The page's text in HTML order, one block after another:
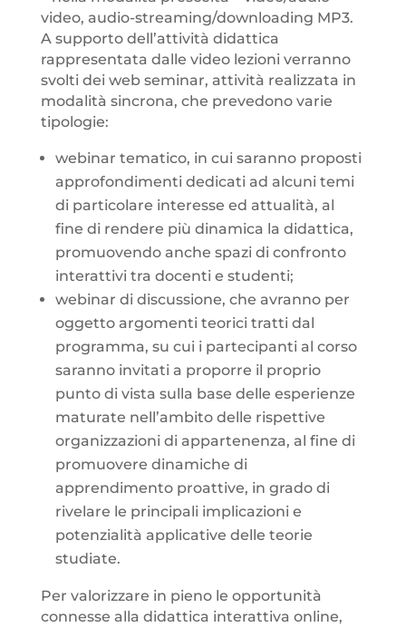
video, audio-streaming/downloading MP3.
A supporto dell’attività didattica
rappresentata dalle video lezioni verranno
svolti dei web seminar, attività realizzata in
modalità sincrona, che prevedono varie
tipologie:
webinar tematico, in cui saranno proposti
approfondimenti dedicati ad alcuni temi
di particolare interesse ed attualità, al
fine di rendere più dinamica la didattica,
promuovendo anche spazi di confronto
interattivi tra docenti e studenti;
webinar di discussione, che avranno per
oggetto argomenti teorici tratti dal
programma, su cui i partecipanti al corso
saranno invitati a proporre il proprio
punto di vista sulla base delle esperienze
maturate nell’ambito delle rispettive
organizzazioni di appartenenza, al fine di
promuovere dinamiche di
apprendimento proattive, in grado di
rivelare le principali implicazioni e
potenzialità applicative delle teorie
studiate.
Per valorizzare in pieno le opportunità
connesse alla didattica interattiva online,